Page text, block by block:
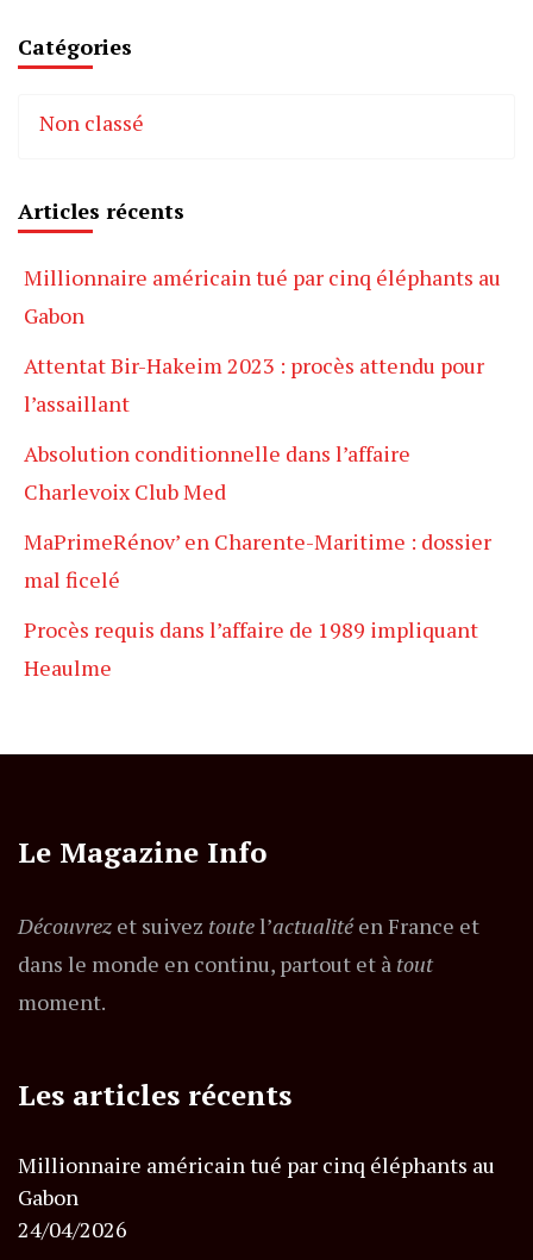
Catégories
Non classé
Articles récents
Millionnaire américain tué par cinq éléphants au
Gabon
Attentat Bir-Hakeim 2023 : procès attendu pour
l’assaillant
Absolution conditionnelle dans l’affaire
Charlevoix Club Med
MaPrimeRénov’ en Charente-Maritime : dossier
mal ficelé
Procès requis dans l’affaire de 1989 impliquant
Heaulme
Le Magazine Info
Découvrez et suivez toutel’actualitéen France et
dans le monde en continu, partout et à tout
moment.
Les articles récents
Millionnaire américain tué par cinq éléphants au
Gabon
24/04/2026